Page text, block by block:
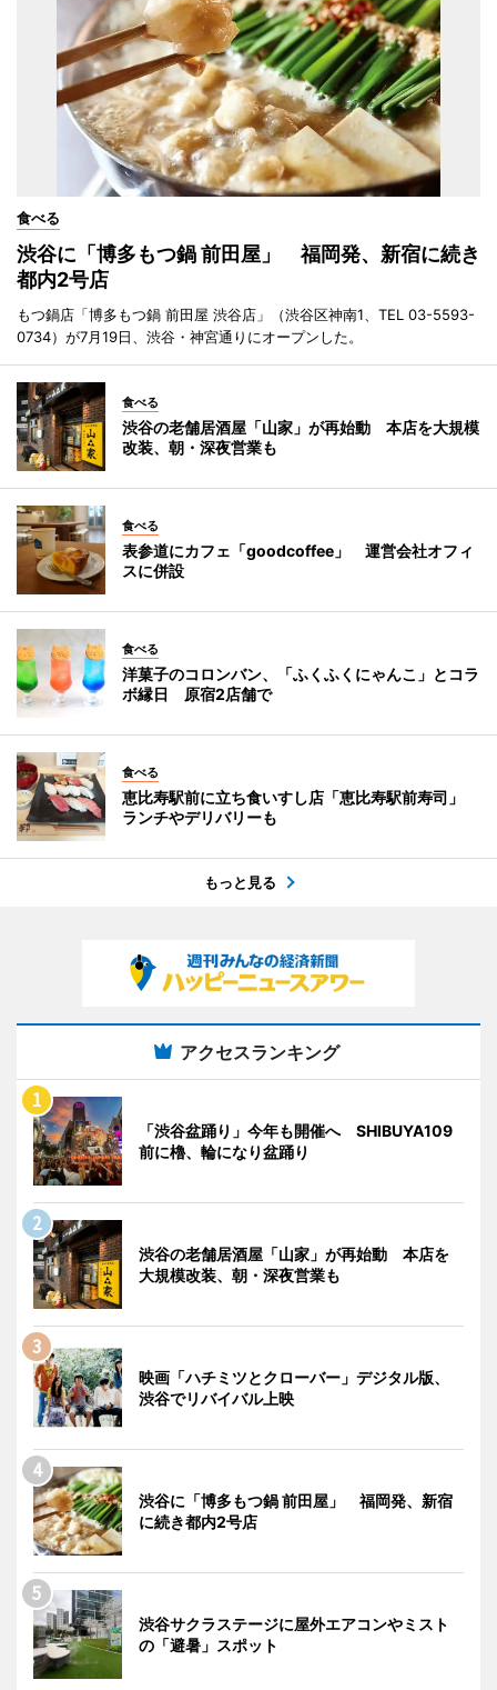
食べる
渋谷に「博多もつ鍋 前田屋」 福岡発、新宿に続き
都内2号店
もつ鍋店「博多もつ鍋 前田屋 渋谷店」（渋谷区神南1、TEL 03-5593-
0734）が7月19日、渋谷・神宮通りにオープンした。
食べる
渋谷の老舗居酒屋「山家」が再始動 本店を大規模
改装、朝・深夜営業も
食べる
表参道にカフェ「goodcoffee」 運営会社オフィ
スに併設
食べる
洋菓子のコロンバン、「ふくふくにゃんこ」とコラ
ボ縁日 原宿2店舗で
食べる
恵比寿駅前に立ち食いすし店「恵比寿駅前寿司」
ランチやデリバリーも
もっと見る
アクセスランキング
「渋谷盆踊り」今年も開催へ SHIBUYA109
前に櫓、輪になり盆踊り
渋谷の老舗居酒屋「山家」が再始動 本店を
大規模改装、朝・深夜営業も
映画「ハチミツとクローバー」デジタル版、
渋谷でリバイバル上映
渋谷に「博多もつ鍋 前田屋」 福岡発、新宿
に続き都内2号店
渋谷サクラステージに屋外エアコンやミスト
の「避暑」スポット